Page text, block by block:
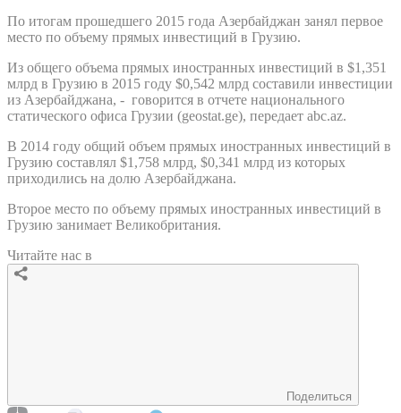
По итогам прошедшего 2015 года Азербайджан занял первое
место по объему прямых инвестиций в Грузию.
Из общего объема прямых иностранных инвестиций в $1,351
млрд в Грузию в 2015 году $0,542 млрд составили инвестиции
из Азербайджана, - говорится в отчете национального
статического офиса Грузии (geostat.ge), передает abc.az.
В 2014 году общий объем прямых иностранных инвестиций в
Грузию составлял $1,758 млрд, $0,341 млрд из которых
приходились на долю Азербайджана.
Второе место по объему прямых иностранных инвестиций в
Грузию занимает Великобритания.
Читайте нас в
Поделиться